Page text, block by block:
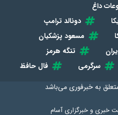
داغ
دونالد ترامپ
مسعود پزشکیان
تنگه هرمز
سرگرمی
فال حافظ
بهخبرفوری می‌باشد
خبری و خبرگزاری آسام